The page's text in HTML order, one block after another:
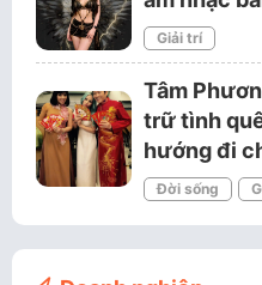
Giải trí
Tâm
trữ tình
hướng đi
Đời sống